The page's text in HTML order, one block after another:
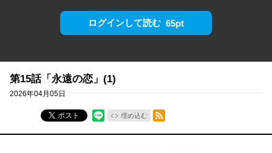
ログインして読む 65pt
第15話「永遠の恋」(1)
2026年04月05日
ポスト 埋め込む
RSSフィード